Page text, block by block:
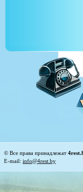
© Все права принадлежат
E-mail: info@4rest.by